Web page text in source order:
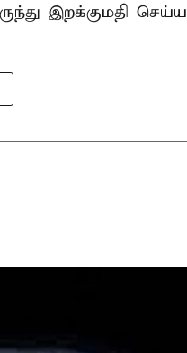
இறக்குமதி செய்ய